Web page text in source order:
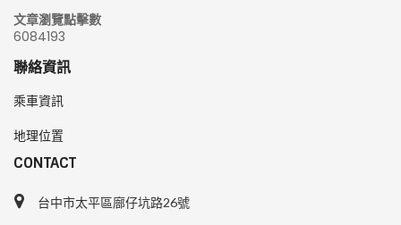
文章瀏覽點擊數
6084193
聯絡資訊
乘車資訊
地理位置
CONTACT
台中市太平區廍仔坑路26號